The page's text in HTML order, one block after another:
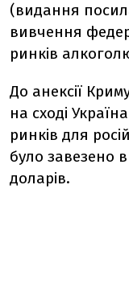
(видання
вивчення
ринків
До анексії
на сході
ринків для
було завезено
доларів.